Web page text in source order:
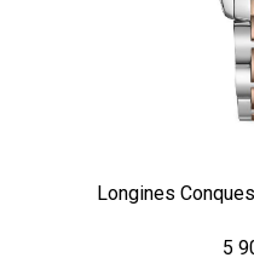
Longines
5